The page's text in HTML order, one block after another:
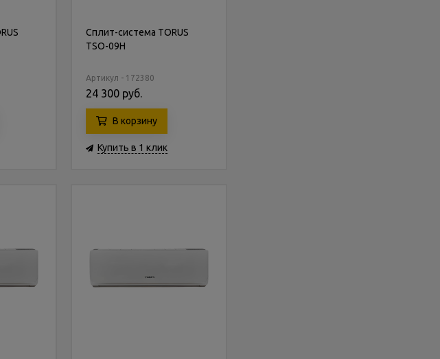
Сплит-система TORUS
TSO-09H
Артикул - 172380
24 300 руб.
В корзину
Купить в 1 клик